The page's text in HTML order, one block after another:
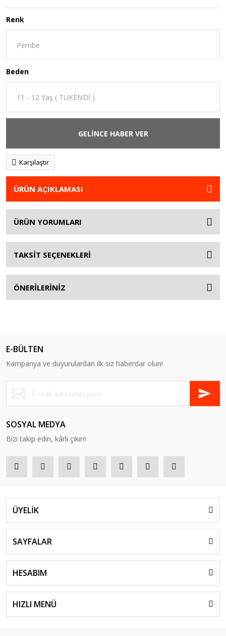
Renk
Beden
GELİNCE HABER VER
Karşılaştır
ÜRÜN AÇIKLAMASI
ÜRÜN YORUMLARI
TAKSİT SEÇENEKLERİ
ÖNERİLERİNİZ
E-BÜLTEN
Kampanya ve duyurulardan ilk siz haberdar olun!
SOSYAL MEDYA
Bizi takip edin, kârlı çıkın!
ÜYELİK
SAYFALAR
HESABIM
HIZLI MENÜ